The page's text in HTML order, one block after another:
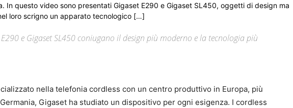
In questo video sono presentati Gigaset E290 e Gigaset SL450, oggetti di design ma
loro scrigno un apparato tecnologico […]
E290 e Gigaset SL450 coniugano il design più moderno e la tecnologia più
nella telefonia cordless con un centro produttivo in Europa, più
Gigaset ha studiato un dispositivo per ogni esigenza. I cordless